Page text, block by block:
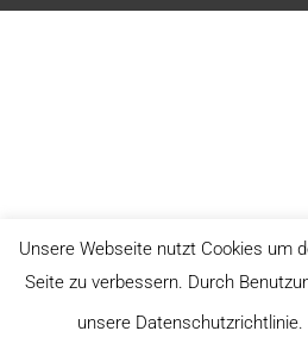
Unsere Webseite nutzt Cookies um
Seite zu verbessern. Durch
unsere Datenschutzrichtlinie.